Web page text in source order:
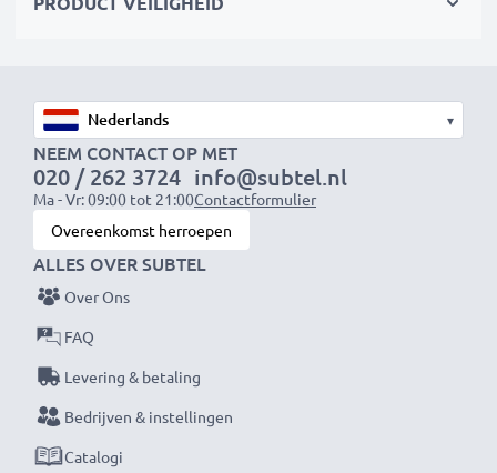
levensduur.
Elke CELLONIC accu wordt grondig getest op
prestaties en duurzaamheid. Bestel nu – snelle
levering & 3 jaar garantie!
▾
NEEM CONTACT OP MET
020 / 262 3724
Ma - Vr: 09:00 tot 21:00
info@subtel.nl
Contactformulier
Overeenkomst herroepen
ALLES OVER SUBTEL
Over Ons
FAQ
Levering & betaling
Bedrijven & instellingen
Catalogi